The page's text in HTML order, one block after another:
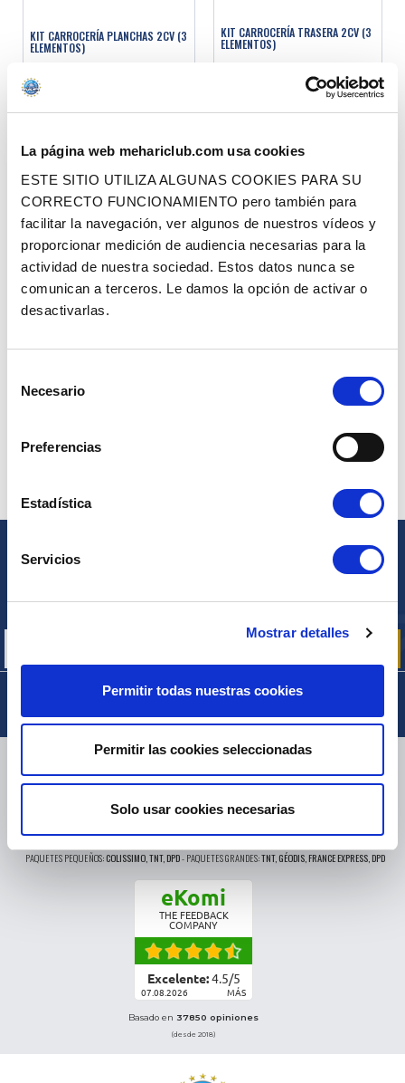
La página web mehariclub.com usa cookies
ESTE SITIO UTILIZA ALGUNAS COOKIES PARA SU
CORRECTO FUNCIONAMIENTO pero también para
facilitar la navegación, ver algunos de nuestros vídeos y
proporcionar medición de audiencia necesarias para la
actividad de nuestra sociedad. Estos datos nunca se
comunican a terceros. Le damos la opción de activar o
desactivarlas.
Necesario
Preferencias
Estadística
Servicios
Mostrar detalles
Permitir todas nuestras cookies
Permitir las cookies seleccionadas
Solo usar cookies necesarias
KIT CARROCERÍA PLANCHAS 2CV (3
ELEMENTOS)
KIT CARROCERÍA TRASERA 2CV (3
ELEMENTOS)
Precio al público 350.00 €con IVA
BEST SELLERS
(5 ELEMENTOS)
ARTÍCULO QUE SE PIDE AL PROVEEDOR
NO DISPONIBLE
2500.00 € con IVA
ENTREGA
PAQUETES PEQUEÑOS:COLISSIMO, TNT, DPD-PAQUETES GRANDES:TNT, GÉODIS, FRANCE EXPRESS, DPD
eKomi
THE FEEDBACK
COMPANY
Excelente:4.5/5
07.08.2026 MÁS
Basado en 37850 opiniones
(desde 2018)